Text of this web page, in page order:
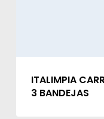
ITALIMPIA
3 BANDEJAS